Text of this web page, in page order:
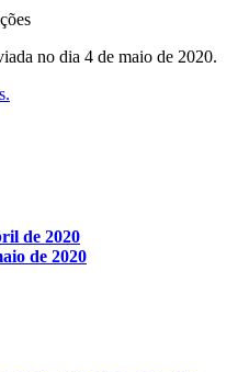
no dia 4 de maio de 2020.
de 2020
de 2020